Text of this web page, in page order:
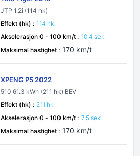
JTP 1.2i (114 hk)
Effekt (hk) : 114 hk
Akselerasjon 0 - 100 km/t : 10.4 sek
Maksimal hastighet : 170 km/t
XPENG P5 2022
510 61.3 kWh (211 hk) BEV
Effekt (hk) : 211 hk
Akselerasjon 0 - 100 km/t : 7.5 sek
Maksimal hastighet : 170 km/t